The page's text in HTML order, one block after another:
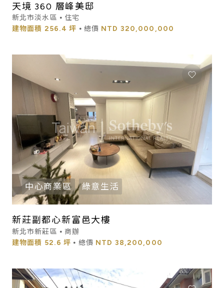
天境 360 層峰美邸
新北市淡水區 ⦁ 住宅
建物面積 256.4 坪 ⦁ 總價 NTD 320,000,000
中心商業區 綠意生活
新莊副都心新富邑大樓
新北市新莊區 ⦁ 商辦
建物面積 52.6 坪 ⦁ 總價 NTD 38,200,000